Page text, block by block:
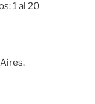
1 al 20